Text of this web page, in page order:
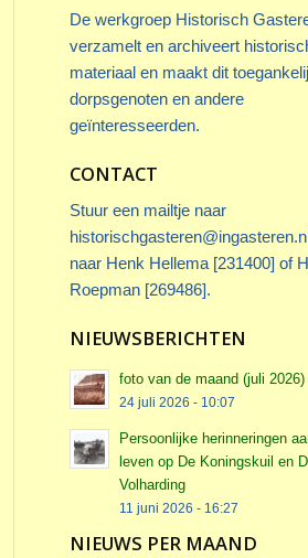
De werkgroep Historisch
verzamelt en archiveert
materiaal en maakt dit
dorpsgenoten en andere
geïnteresseerden.
CONTACT
Stuur een mailtje naar
naar Henk Hellema [231400] of
Roepman [269486].
NIEUWSBERICHTEN
foto van de maand (juli 2026)
24 juli 2026 - 10:07
Persoonlijke herinneringen
leven op De Koningskuil en
Volharding
11 juni 2026 - 16:27
NIEUWS PER MAAND